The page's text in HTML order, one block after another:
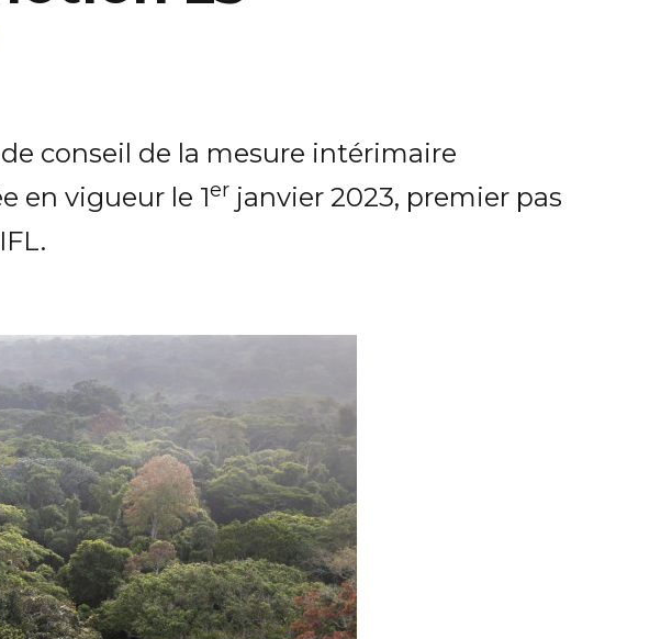
conseil de la mesure intérimaire
en vigueur le 1er janvier 2023, premier pas